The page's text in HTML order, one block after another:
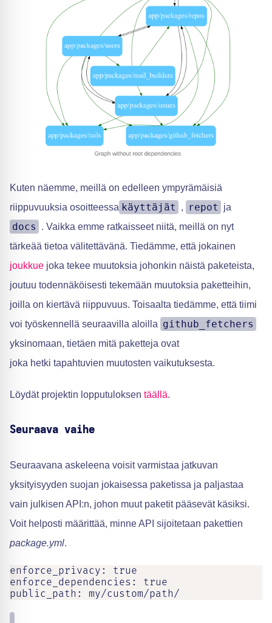
Kuten näemme, meillä on edelleen ympyrämäisiä
riippuvuuksia osoitteessa käyttäjät , repot ja
docs
. Vaikka emme ratkaisseet niitä, meillä on nyt
tärkeää tietoa välitettävänä. Tiedämme, että jokainen
joukkue joka tekee muutoksia johonkin näistä paketeista,
joutuu todennäköisesti tekemään muutoksia paketteihin,
joilla on kiertävä riippuvuus. Toisaalta tiedämme, että tiimi
voi työskennellä seuraavilla aloilla github_fetchers
yksinomaan, tietäen mitä paketteja ovat
joka hetki tapahtuvien muutosten vaikutuksesta.
Löydät projektin lopputuloksen täällä.
Seuraava vaihe
Seuraavana askeleena voisit varmistaa jatkuvan
yksityisyyden suojan jokaisessa paketissa ja paljastaa
vain julkisen API:n, johon muut paketit pääsevät käsiksi.
Voit helposti määrittää, minne API sijoitetaan pakettien
package.yml.
enforce_privacy: true
enforce_dependencies: true
public_path: my/custom/path/